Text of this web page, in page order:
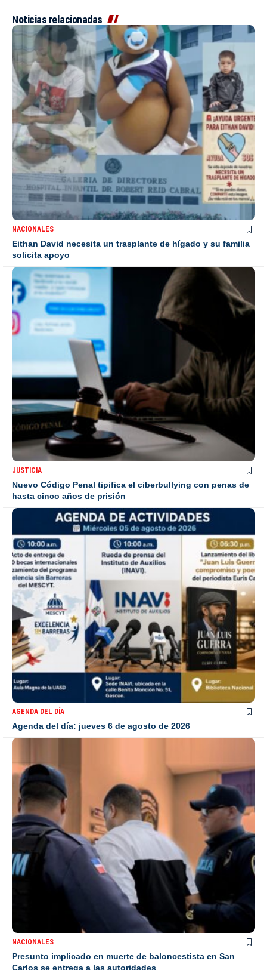
Noticias relacionadas
NACIONALES
Eithan David necesita un trasplante de hígado y su familia
solicita apoyo
JUSTICIA
Nuevo Código Penal tipifica el ciberbullying con penas de
hasta cinco años de prisión
AGENDA DEL DÍA
Agenda del día: jueves 6 de agosto de 2026
NACIONALES
Presunto implicado en muerte de baloncestista en San
Carlos se entrega a las autoridades